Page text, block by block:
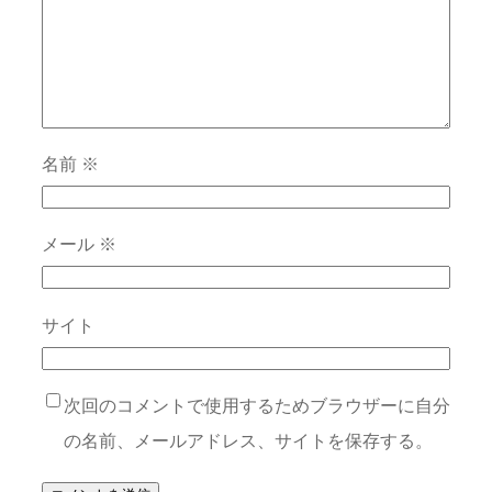
名前 ※
メール ※
サイト
次回のコメントで使用するためブラウザーに自分
の名前、メールアドレス、サイトを保存する。